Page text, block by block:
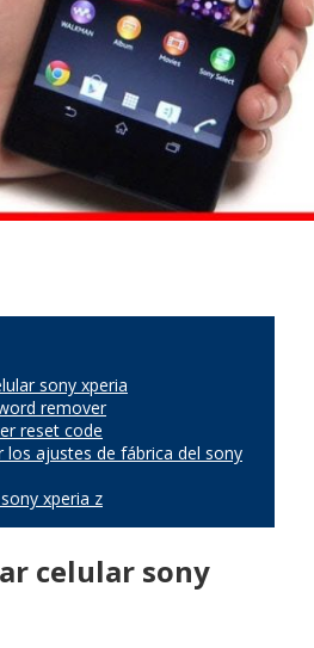
sony xperia
remover
reset code
los ajustes de fábrica del sony
xperia z
celular sony